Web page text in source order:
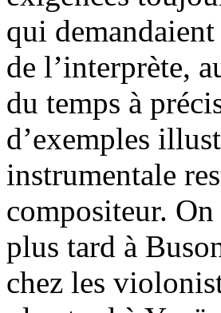
qui
de l’interprète,
du temps à
d’exemples
instrumentale
compositeur.
plus tard à
chez les